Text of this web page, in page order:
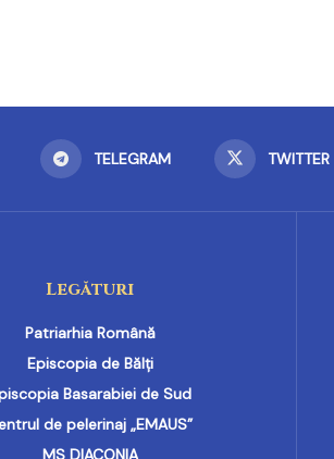
TELEGRAM TWITTER
Legături
Patriarhia Română
Episcopia de Bălți
Basarabiei de Sud
de pelerinaj „EMAUS”
MS DIACONIA